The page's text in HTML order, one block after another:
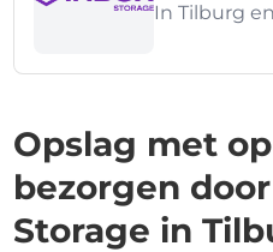
In Tilburg
Opslag met
bezorgen
Storage in